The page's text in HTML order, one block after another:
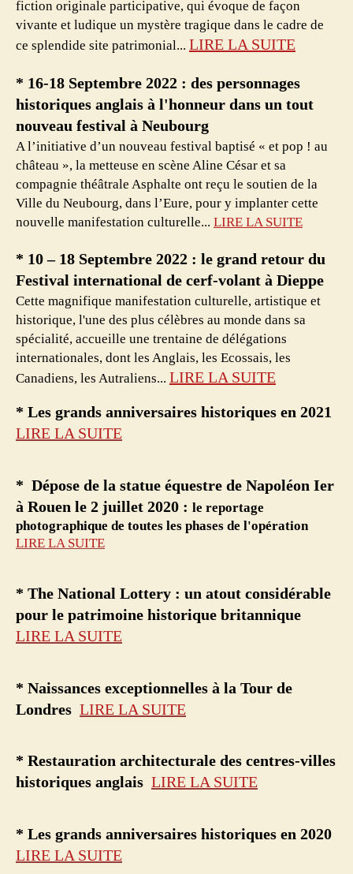
fiction originale participative, qui évoque de façon
vivante et ludique un mystère tragique dans le cadre de
ce splendide site patrimonial... LIRE LA SUITE
* 16-18 Septembre 2022 : des personnages
historiques anglais à l'honneur dans un tout
nouveau festival à Neubourg
A l’initiative d’un nouveau festival baptisé « et pop ! au
château », la metteuse en scène Aline César et sa
compagnie théâtrale Asphalte ont reçu le soutien de la
Ville du Neubourg, dans l’Eure, pour y implanter cette
nouvelle manifestation culturelle... LIRE LA SUITE
* 10 – 18 Septembre 2022 : le grand retour du
Festival international de cerf-volant à Dieppe
Cette magnifique manifestation culturelle, artistique et
historique, l'une des plus célèbres au monde dans sa
spécialité, accueille une trentaine de délégations
internationales, dont les Anglais, les Ecossais, les
Canadiens, les Autraliens... LIRE LA SUITE
* Les grands anniversaires historiques en 2021
LIRE LA SUITE
* Dépose de la statue équestre de Napoléon Ier
à Rouen le 2 juillet 2020 : le reportage
photographique de toutes les phases de l'opération
LIRE LA SUITE
* The National Lottery : un atout considérable
pour le patrimoine historique britannique
LIRE LA SUITE
* Naissances exceptionnelles à la Tour de
Londres LIRE LA SUITE
* Restauration architecturale des centres-villes
historiques anglais LIRE LA SUITE
* Les grands anniversaires historiques en 2020
LIRE LA SUITE